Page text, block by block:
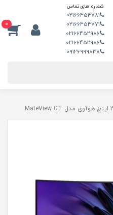
شماره های تماس
02166454781
02166454771
02166452986
02166452986
09126999838
0